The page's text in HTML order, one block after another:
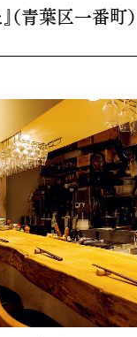
（青葉区一番町）